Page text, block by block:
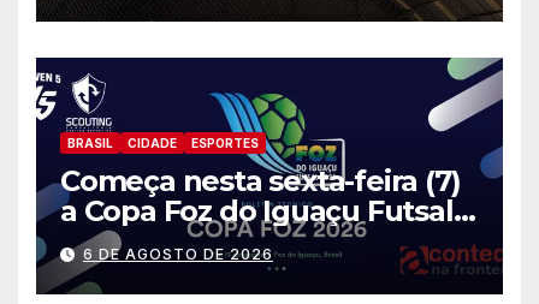
BRASIL CIDADE ESPORTES
Começa nesta sexta-feira (7)
a Copa Foz do Iguaçu Futsal
2026 com equipes de quatro
países
6 DE AGOSTO DE 2026